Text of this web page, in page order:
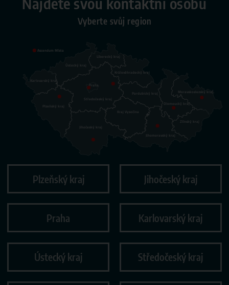
Vyberte svůj region
Praha
Plzeňský kraj
Jihočeský kraj
Karlovarský kraj
Ústecký kraj
Středočeský kraj
Liberecký kraj
Královéhradecký kraj
Pardubický kraj
Kraj Vysočina
Jihomoravský kraj
Zlínský kraj
Olomoucký kraj
Moravskoslezský kraj
Ascendum Místa
Plzeňský kraj Jihočeský kraj
Praha Karlovarský kraj
Ústecký kraj Středočeský kraj